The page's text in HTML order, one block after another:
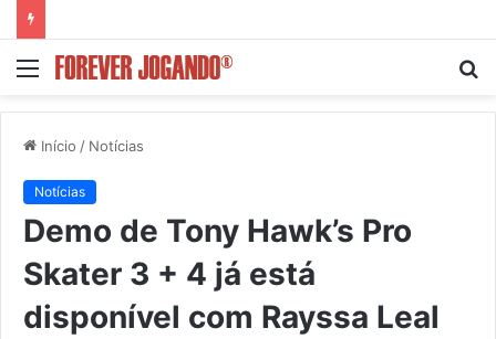
Menu
Início / Notícias
Notícias
Demo de Tony Hawk’s Pro
Skater 3 + 4 já está
disponível com Rayssa Leal